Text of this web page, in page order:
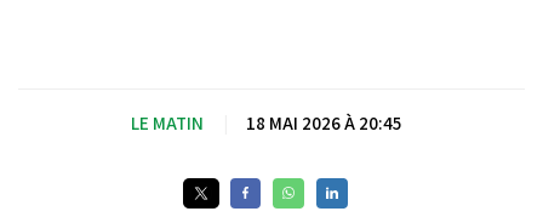
LE MATIN 18 MAI 2026 À 20:45